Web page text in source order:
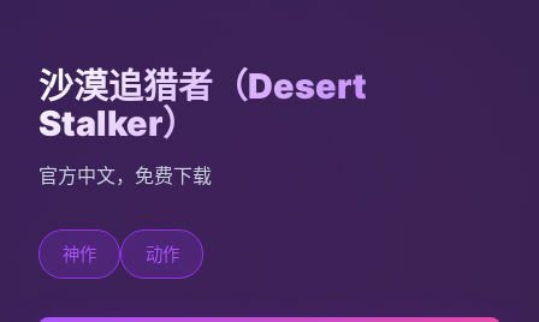
沙漠追猎者（Desert
Stalker）
官方中文，免费下载
神作 动作